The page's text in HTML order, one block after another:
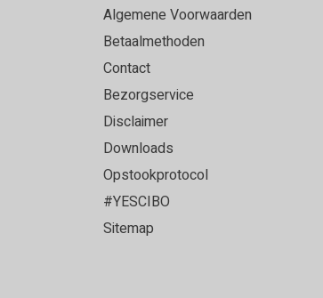
Algemene Voorwaarden
Betaalmethoden
Contact
Bezorgservice
Disclaimer
Downloads
Opstookprotocol
#YESCIBO
Sitemap